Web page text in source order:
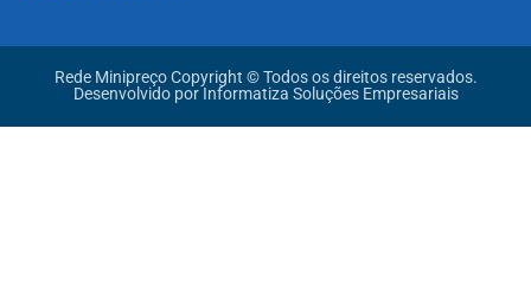
Rede Minipreço Copyright © Todos os direitos reservados.
Desenvolvido por Informatiza Soluções Empresariais